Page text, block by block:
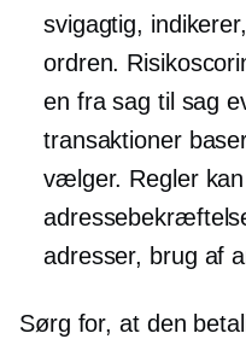
svigagtig,
ordren.
en fra sag til sag
transaktioner
vælger. Regler
adresser, brug af
Sørg for, at den